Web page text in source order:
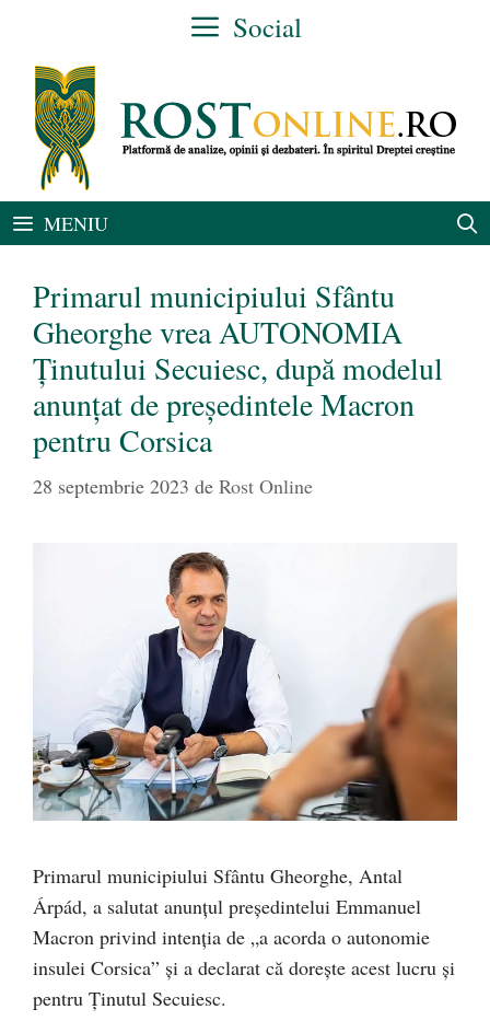
conținut
Social
MENIU
Primarul municipiului Sfântu
Gheorghe vrea AUTONOMIA
Ținutului Secuiesc, după modelul
anunțat de președintele Macron
pentru Corsica
28 septembrie 2023 de Rost Online
Primarul municipiului Sfântu Gheorghe, Antal
Árpád, a salutat anunțul președintelui Emmanuel
Macron privind intenția de „a acorda o autonomie
insulei Corsica” și a declarat că dorește acest lucru și
pentru Ținutul Secuiesc.